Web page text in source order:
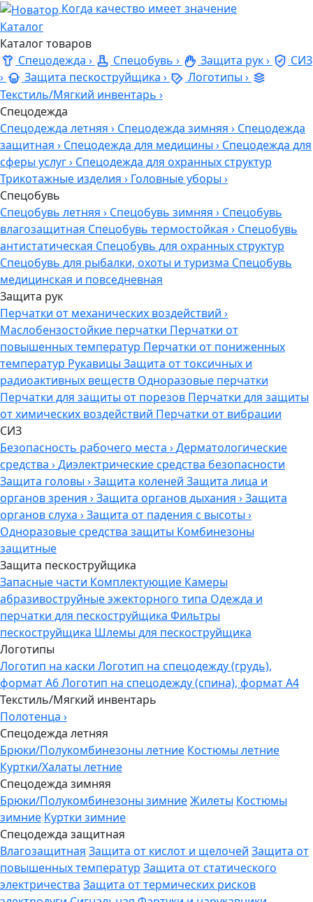
Когда качество имеет значение
Каталог
Каталог товаров
Спецодежда › Спецобувь › Защита рук›
СИЗ
›
Защита пескоструйщика › Логотипы ›
Текстиль/Мягкий инвентарь ›
Спецодежда
Спецодежда летняя › Спецодежда зимняя › Спецодежда
защитная › Спецодежда для медицины › Спецодежда для
сферы услуг› Спецодежда для охранных структур
Трикотажные изделия › Головные уборы ›
Спецобувь
Спецобувь летняя › Спецобувь зимняя › Спецобувь
влагозащитная Спецобувь термостойкая › Спецобувь
антистатическая Спецобувь для охранных структур
Спецобувь для рыбалки, охоты и туризма Спецобувь
медицинская и повседневная
Защита рук
Перчатки от механических воздействий ›
Маслобензостойкие перчатки Перчатки от
повышенных температур Перчатки от пониженных
температур Рукавицы Защита от токсичных и
радиоактивных веществ Одноразовые перчатки
Перчатки для защиты от порезов Перчатки для защиты
от химических воздействий Перчатки от вибрации
СИЗ
Безопасность рабочего места ›Дерматологические
средства ›Диэлектрические средства безопасности
Защита головы ›Защита коленей Защита лица и
органов зрения ›Защита органов дыхания ›Защита
органов слуха ›Защита от падения с высоты ›
Одноразовые средства защиты Комбинезоны
защитные
Защита пескоструйщика
Запасные части Комплектующие Камеры
абразивоструйные эжекторного типа Одежда и
перчатки для пескоструйщика Фильтры
пескоструйщика Шлемы для пескоструйщика
Логотипы
Логотип на каски Логотип на спецодежду (грудь),
формат А6Логотип на спецодежду (спина), формат А4
Текстиль/Мягкий инвентарь
Полотенца ›
Спецодежда летняя
Брюки/Полукомбинезоны летние Костюмы летние
Куртки/Халаты летние
Спецодежда зимняя
Брюки/Полукомбинезоны зимниеЖилеты Костюмы
зимние Куртки зимние
Спецодежда защитная
Влагозащитная Защита от кислот и щелочей Защита от
повышенных температур Защита от статического
электричества Защита от термических рисков